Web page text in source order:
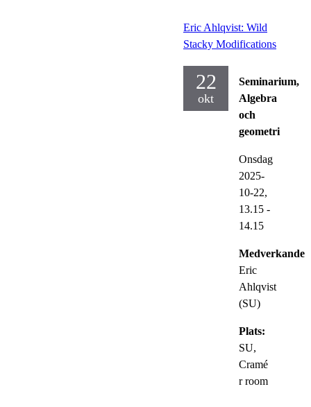
Eric Ahlqvist: Wild
Stacky Modifications
22
okt
Seminarium,
Algebra
och
geometri
Onsdag
2025-
10-22,
13.15 -
14.15
Medverkande:
Eric
Ahlqvist
(SU)
Plats:
SU,
Cramé
r room